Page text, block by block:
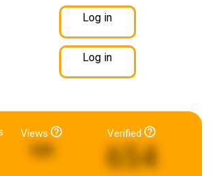
Log in
Log in
Views Verified
654